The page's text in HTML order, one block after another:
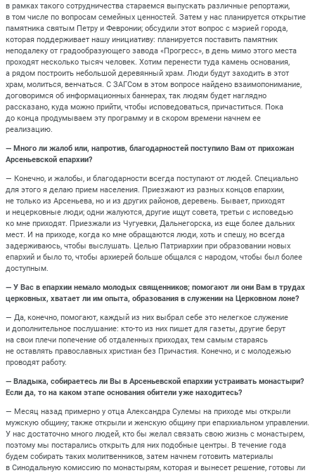
в рамках такого сотрудничества стараемся выпускать различные репортажи,
в том числе по вопросам семейных ценностей. Затем у нас планируется открытие
памятника святым Петру и Февронии; обсудили этот вопрос с мэрией города,
которая поддерживает нашу инициативу: планируется поставить памятник
неподалеку от градообразующего завода «Прогресс», в день мимо этого места
проходят несколько тысяч человек. Хотим перенести туда камень основания,
а рядом построить небольшой деревянный храм. Люди будут заходить в этот
храм, молиться, венчаться. С ЗАГСом в этом вопросе найдено взаимопонимание,
договоримся об информационных баннерах, так людям будет наглядно
рассказано, куда можно прийти, чтобы исповедоваться, причаститься. Пока
до конца продумываем эту программу и в скором времени начнем ее
реализацию.
— Много ли жалоб или, напротив, благодарностей поступило Вам от прихожан
Арсеньевской епархии?
— Конечно, и жалобы, и благодарности всегда поступают от людей. Специально
для этого я делаю прием населения. Приезжают из разных концов епархии,
не только из Арсеньева, но и из других районов, деревень. Бывает, приходят
и нецерковные люди; одни жалуются, другие ищут совета, третьи с исповедью
ко мне приходят. Приезжали из Чугуевки, Дальнегорска, из еще более дальних
мест. И на приходе, когда ко мне обращаются люди, хоть и спешу, но всегда
задерживаюсь, чтобы выслушать. Целью Патриархии при образовании новых
епархий и было то, чтобы архиерей больше общался с народом, чтобы был более
доступным.
— У Вас в епархии немало молодых священников; помогают ли они Вам в трудах
церковных, хватает ли им опыта, образования в служении на Церковном лоне?
— Да, конечно, помогают, каждый из них выбрал себе это нелегкое служение
и дополнительное послушание: кто-то из них пишет для газеты, другие берут
на свои плечи попечение об отдаленных приходах, тем самым стараясь
не оставлять православных христиан без Причастия. Конечно, и с молодежью
проводят работу.
— Владыка, собираетесь ли Вы в Арсеньевской епархии устраивать монастыри?
Если да, то на каком этапе основания обители уже находитесь?
— Месяц назад примерно у отца Александра Сулемы на приходе мы открыли
мужскую общину; также открыли и женскую общину при епархиальном управлении.
У нас достаточно много людей, кто бы желал связать свою жизнь с монастырем,
поэтому мы постарались открыть для них подобные центры. В течение года
будем собирать таких молитвенников, затем начнем готовить материалы
в Синодальную комиссию по монастырям, которая и вынесет решение, готовы ли